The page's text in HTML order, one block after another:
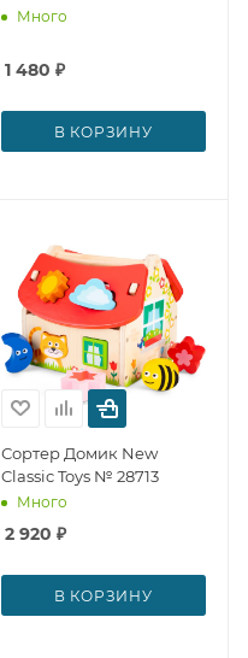
Много
1 480 ₽
В КОРЗИНУ
Сортер Домик New
Classic Toys № 28713
Много
2 920 ₽
В КОРЗИНУ